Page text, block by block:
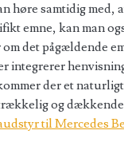
høre samtidig
emne, kan man
det pågældende
integrerer
der et
og
til Mercedes